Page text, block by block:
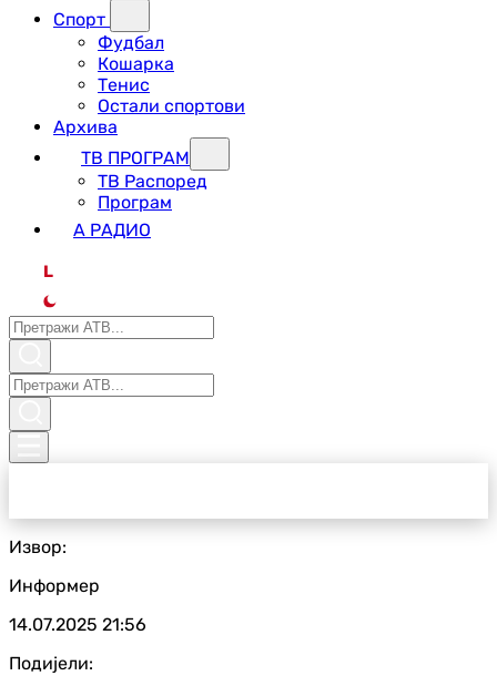
Спорт
Фудбал
Кошарка
Тенис
Остали спортови
Архива
ТВ ПРОГРАМ
ТВ Распоред
Програм
А РАДИО
L
Извор:
Информер
14.07.2025 21:56
Подијели: